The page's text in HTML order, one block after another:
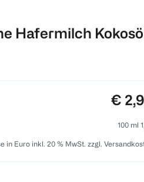
Hafermilch
€
100 ml
in Euro inkl. 20 % MwSt. zzgl.